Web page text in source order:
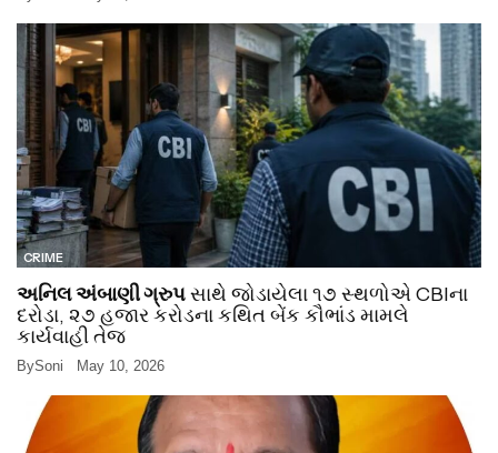
CRIME
અનિલ અંબાણી ગ્રુપસાથે જોડાયેલા ૧૭ સ્થળોએ CBIના
દરોડા, ૨૭ હજાર કરોડના કથિત બેંક કૌભાંડ મામલે
કાર્યવાહી તેજ
BySoni May 10, 2026